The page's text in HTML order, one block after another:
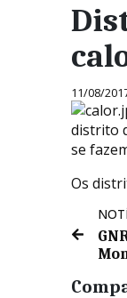
11/08/
distrito
se
Os